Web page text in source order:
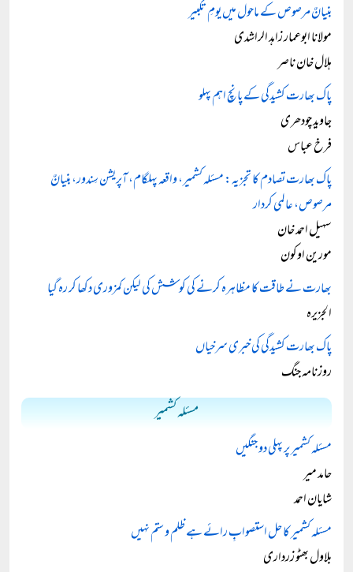
بنیانٌ مرصوص کے ماحول میں یومِ تکبیر
مولانا ابوعمار زاہد الراشدی
ہلال خان ناصر
پاک بھارت کشیدگی کے پانچ اہم پہلو
جاوید چودھری
فرخ عباس
پاک بھارت تصادم کا تجزیہ: مسئلہ کشمیر، واقعہ پہلگام، آپریشن سِندور، بنیانٌ
مرصوص، عالمی کردار
سہیل احمد خان
مورین اوکون
بھارت نے طاقت کا مظاہرہ کرنے کی کوشش کی لیکن کمزوری دکھا کر رہ گیا
الجزیرہ
پاک بھارت کشیدگی کی خبری سرخیاں
روزنامہ جنگ
مسئلہ کشمیر
مسئلہ کشمیر پر پہلی دو جنگیں
حامد میر
شایان احمد
مسئلہ کشمیر کا حل استصوابِ رائے ہے ظلم و ستم نہیں
بلاول بھٹو زرداری